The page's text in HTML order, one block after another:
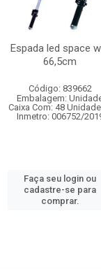
Espada led space
66,5cm
Código: 839662
Embalagem:
Caixa Com: 48
Inmetro: 006752/
Faça seu login ou
cadastre-se para
comprar.